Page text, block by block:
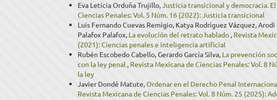
Eva Leticia Orduña Trujillo,Justicia transicional y democracia.
Ciencias Penales: Vol. 5 Núm. 16 (2022): Justicia transicional
Luis Fernando Cuevas Remigio, Katya Rodríguez Vázquez,
Palafox Palafox, La evolución del retrato hablado , Revista
(2021): Ciencias penales e inteligencia artificial
Rubén Escobedo Cabello, Gerardo García Silva, La prevención
con la ley penal , Revista Mexicana de Ciencias Penales: Vol. 8
la ley
Javier Dondé Matute,Ordenar en el Derecho Penal
Revista Mexicana de Ciencias Penales: Vol. 8 Núm. 25 (2025):